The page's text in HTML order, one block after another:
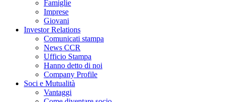
Famiglie
Imprese
Giovani
Investor Relations
Comunicati stampa
News CCR
Ufficio Stampa
Hanno detto di noi
Company Profile
Soci e Mutualità
Vantaggi